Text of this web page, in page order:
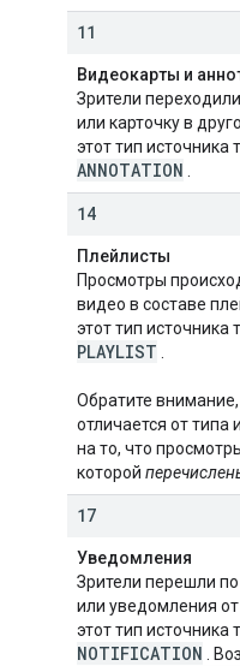
11
Видеокарты и
Зрители
или карточку в
этот тип источника
ANNOTATION
14
Плейлисты
Просмотры
видео в составе
этот тип источника
PLAYLIST
Обратите
отличается от типа
на то, что
которой
17
Уведомления
Зрители перешли
или уведомления
этот тип источника
NOTIFICATION .